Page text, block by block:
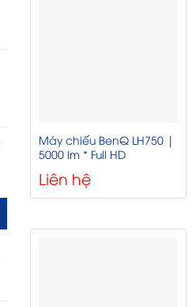
Máy chiếu BenQ LH750 |
5000 lm * Full HD
Liên hệ